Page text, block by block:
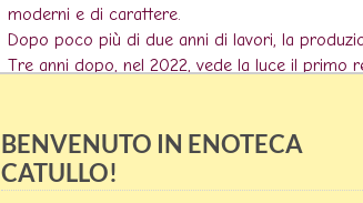
moderni e di carattere.
Dopo poco più di due anni di lavori, la
Tre anni dopo, nel 2022, vede la luce il primo
LAGG SINGLE MALT SCOTCH WHISKY
BOURBON-CASK
Per produrre questo Whisky la distilleria
BENVENUTO IN ENOTECA
CATULLO!